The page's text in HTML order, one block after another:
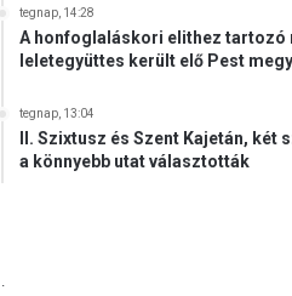
tegnap, 14:28
A honfoglaláskori elithez tartozó
leletegyüttes került elő Pest
tegnap, 13:04
II. Szixtusz és Szent Kajetán, két
a könnyebb utat választották
.